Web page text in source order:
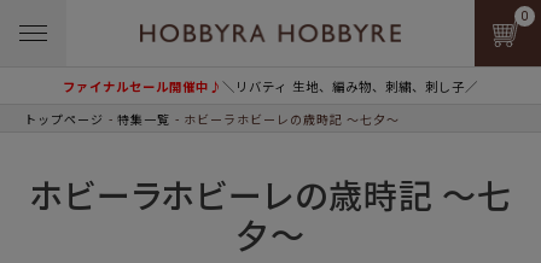
ファイナルセール開催中♪＼リバティ 生地、編み物、刺繍、刺し子／
0
トップページ 特集一覧 ホビーラホビーレの歳時記 ～七夕～
ホビーラホビーレの歳時記 ～七
夕～